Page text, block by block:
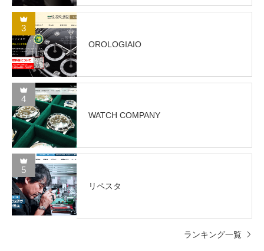
3
OROLOGIAIO
4
WATCH COMPANY
5
リペスタ
ランキング一覧